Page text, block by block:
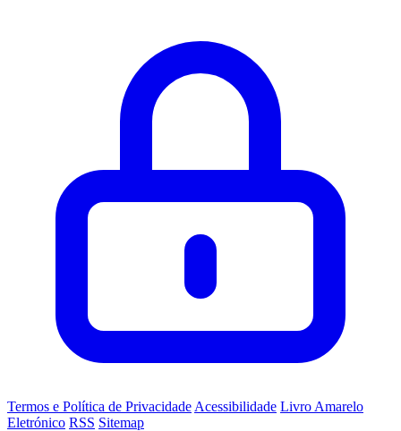
Termos e Política de Privacidade Acessibilidade Livro Amarelo
Eletrónico RSS Sitemap